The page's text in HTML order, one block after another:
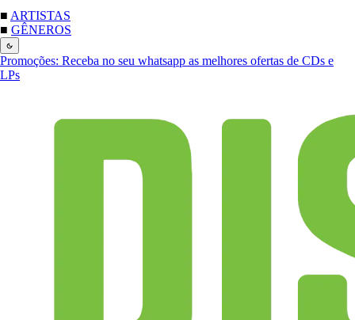
■ ARTISTAS
■ GÊNEROS
Promoções: Receba no seu whatsapp as melhores ofertas de CDs e
LPs